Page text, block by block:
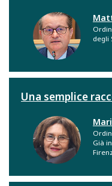
degli
Una semplice
Già